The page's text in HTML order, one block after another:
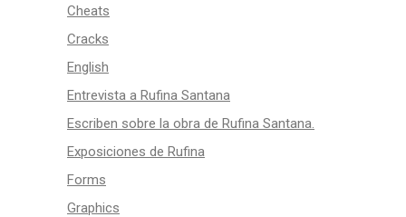
Cheats
Cracks
English
Entrevista a Rufina Santana
Escriben sobre la obra de Rufina Santana.
Exposiciones de Rufina
Forms
Graphics